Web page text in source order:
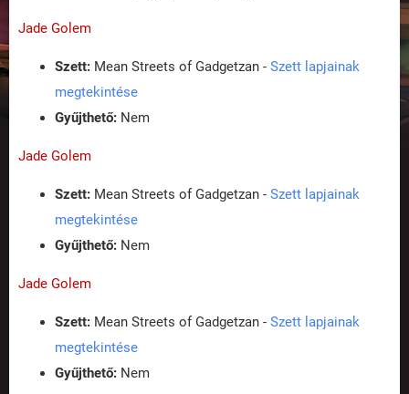
Jade Golem
Szett: Mean Streets of Gadgetzan - Szett lapjainak
megtekintése
Gyűjthető: Nem
Jade Golem
Szett: Mean Streets of Gadgetzan - Szett lapjainak
megtekintése
Gyűjthető: Nem
Jade Golem
Szett: Mean Streets of Gadgetzan - Szett lapjainak
megtekintése
Gyűjthető: Nem